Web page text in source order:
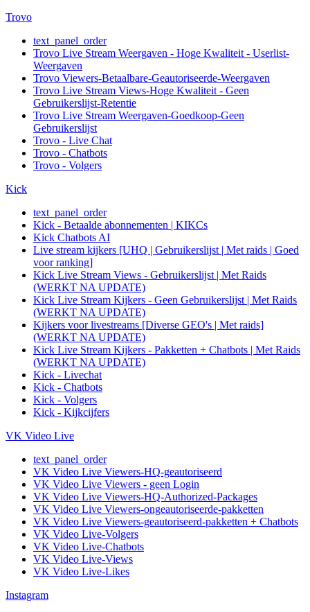
Trovo
text_panel_order
Trovo Live Stream Weergaven - Hoge Kwaliteit - Userlist-
Weergaven
Trovo Viewers-Betaalbare-Geautoriseerde-Weergaven
Trovo Live Stream Views-Hoge Kwaliteit - Geen
Gebruikerslijst-Retentie
Trovo Live Stream Weergaven-Goedkoop-Geen
Gebruikerslijst
Trovo - Live Chat
Trovo - Chatbots
Trovo - Volgers
Kick
text_panel_order
Kick - Betaalde abonnementen | KIKCs
Kick Chatbots AI
Live stream kijkers [UHQ | Gebruikerslijst | Met raids | Goed
voor ranking]
Kick Live Stream Views - Gebruikerslijst | Met Raids
(WERKT NA UPDATE)
Kick Live Stream Kijkers - Geen Gebruikerslijst | Met Raids
(WERKT NA UPDATE)
Kijkers voor livestreams [Diverse GEO's | Met raids]
(WERKT NA UPDATE)
Kick Live Stream Kijkers - Pakketten + Chatbots | Met Raids
(WERKT NA UPDATE)
Kick - Livechat
Kick - Chatbots
Kick - Volgers
Kick - Kijkcijfers
VK Video Live
text_panel_order
VK Video Live Viewers-HQ-geautoriseerd
VK Video Live Viewers - geen Login
VK Video Live Viewers-HQ-Authorized-Packages
VK Video Live Viewers-ongeautoriseerde-pakketten
VK Video Live Viewers-geautoriseerd-pakketten + Chatbots
VK Video Live-Volgers
VK Video Live-Chatbots
VK Video Live-Views
VK Video Live-Likes
Instagram